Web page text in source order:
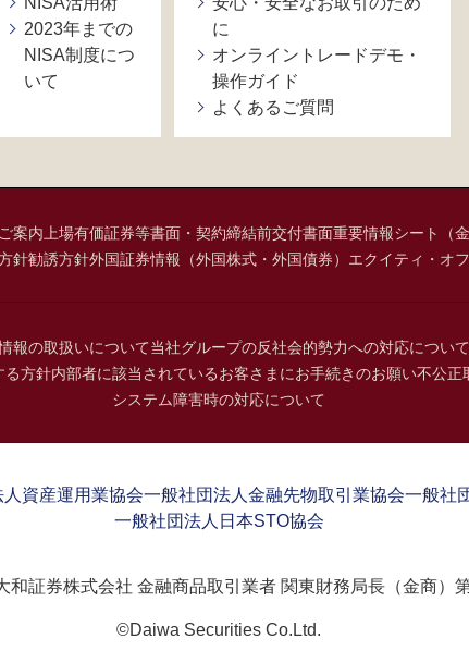
2023年までの
NISA制度につ
いて
に
オンライントレードデモ・
操作ガイド
よくあるご質問
案内 上場有価証券等書面・契約締結前交付書面重要情報シート（
針勧誘方針外国証券情報（外国株式・外国債券） エクイティ・オ
報の取扱いについて当社グループの反社会的勢力への対応について
る方針内部者に該当されているお客さまにお手続きのお願い不公正
システム障害時の対応について
資産運用業協会一般社団法人金融先物取引業協会一般社
一般社団法人日本STO協会
和証券株式会社 金融商品取引業者 関東財務局長（金商）
©Daiwa Securities Co.Ltd.